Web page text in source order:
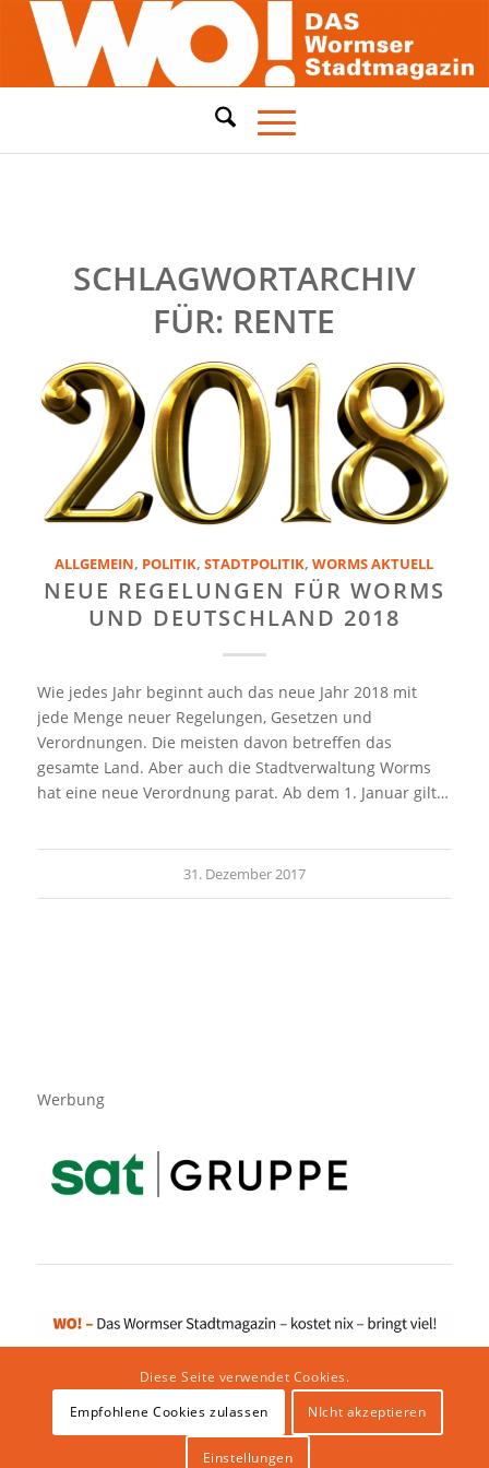
SCHLAGWORTARCHIV
FÜR: RENTE
ALLGEMEIN, POLITIK,STADTPOLITIK,WORMS AKTUELL
NEUE REGELUNGEN FÜR WORMS
UND DEUTSCHLAND 2018
Wie jedes Jahr beginnt auch das neue Jahr 2018 mit
jede Menge neuer Regelungen, Gesetzen und
Verordnungen. Die meisten davon betreffen das
gesamte Land. Aber auch die Stadtverwaltung Worms
hat eine neue Verordnung parat. Ab dem 1. Januar gilt…
31. Dezember 2017
Werbung
Impressum|Datenschutzerklärung|Website von klicklabor.de|
Diese Seite verwendet Cookies.
Empfohlene Cookies zulassen
NIcht akzeptieren
Einstellungen